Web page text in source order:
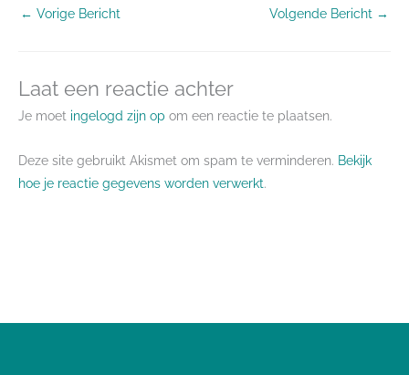
← Vorige Bericht Volgende Bericht →
Laat een reactie achter
Je moet ingelogd zijn op om een reactie te plaatsen.
Deze site gebruikt Akismet om spam te verminderen. Bekijk
hoe je reactie gegevens worden verwerkt.